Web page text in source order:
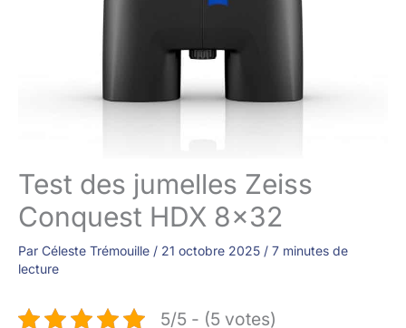
Test des jumelles Zeiss
Conquest HDX 8×32
Par Céleste Trémouille / 21 octobre 2025 / 7 minutes de
lecture
5/5 - (5 votes)